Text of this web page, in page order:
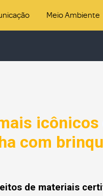
Meio Ambiente
icônicos
com
de materiais